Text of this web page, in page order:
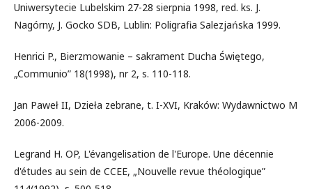
Uniwersytecie Lubelskim 27-28 sierpnia 1998, red. ks. J.
Nagórny, J. Gocko SDB, Lublin: Poligrafia Salezjańska 1999.
Henrici P., Bierzmowanie – sakrament Ducha Świętego,
„Communio” 18(1998), nr 2, s. 110-118.
Jan Paweł II, Dzieła zebrane, t. I-XVI, Kraków: Wydawnictwo M
2006-2009.
Legrand H. OP, L'évangelisation de l'Europe. Une décennie
d'études au sein de CCEE, „Nouvelle revue théologique”